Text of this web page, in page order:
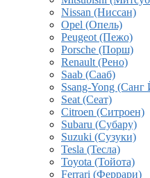
Nissan (Ниссан)
Opel (Опель)
Peugeot (Пежо)
Porsche (Порш)
Renault (Рено)
Saab (Сааб)
Ssang-Yong (Санг
Seat (Сеат)
Citroen (Ситроен)
Subaru (Субару)
Suzuki (Сузуки)
Tesla (Тесла)
Toyota (Тойота)
Ferrari (Феррари)